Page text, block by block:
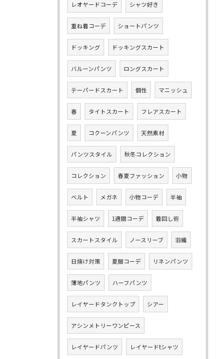
レオヤードコーデ シャツ好き
重ね着コーデ ショートパンツ
ドッキング ドッキングスカート
バルーンパンツ ロングスカート
テーパードスカート 個性 マニッシュ
春 タイトスカート フレアスカート
夏 コクーンパンツ 天然素材
パンツスタイル 秋冬コレクション
コレクション 春夏ファッション 小物
ベルト メガネ 小物コーデ 半袖
半袖シャツ 1週間コーデ 着回し術
スカートスタイル ノースリーブ 羽織
日焼け対策 夏服コーデ リネンパンツ
薄地パンツ ハーフパンツ
レイヤードタンクトップ シアー
アシンメトリーワンピース
レイヤードパンツ レイヤードtシャツ